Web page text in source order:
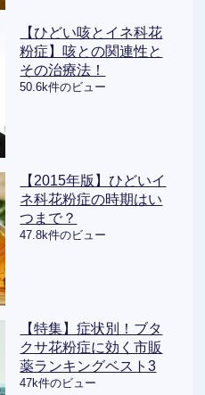
【ひどい咳とイネ科花
粉症】咳との関連性と
その治療法！
50.6k件のビュー
【2015年版】ひどいイ
ネ科花粉症の時期はい
つまで？
47.8k件のビュー
【特集】症状別！ブタ
クサ花粉症に効く市販
薬ランキングベスト3
47k件のビュー